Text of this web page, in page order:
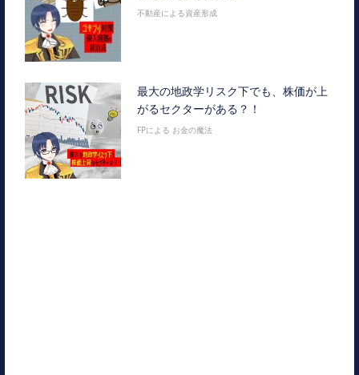
不動産による資産形成
最大の地政学リスク下でも、株価が上
がるセクターがある？！
FPによる お金の魔法